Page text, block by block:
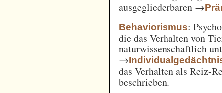
ausgegliederbaren →
Behaviorismus:
die das Verhalten von
naturwissenschaftlich
→
das Verhalten als Reiz-
beschrieben.